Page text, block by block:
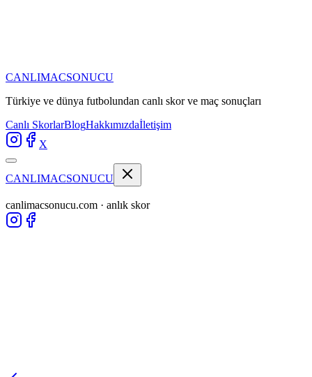
CANLIMACSONUCU
Türkiye ve dünya futbolundan canlı skor ve maç sonuçları
Canlı SkorlarBlogHakkımızdaİletişim
X
CANLIMACSONUCU
canlimacsonucu.com · anlık skor